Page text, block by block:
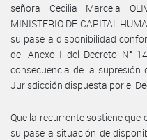
señora Cecilia Marcela
MINISTERIO DE CAPITAL
su pase a disponibilidad
del Anexo I del Decreto N°
consecuencia de la
Jurisdicción dispuesta por el
Que la recurrente sostiene
su pase a situación de